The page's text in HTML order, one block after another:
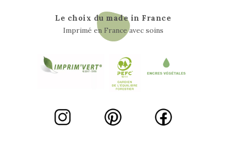
Le choix du made in France
Imprimé en France avec soins